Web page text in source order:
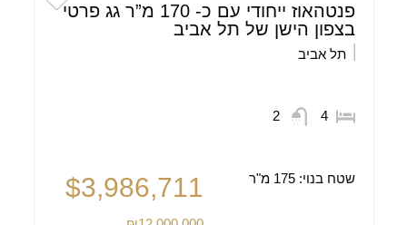
פנטהאוז ייחודי עם כ- 170 מ”ר גג פרטי
בצפון הישן של תל אביב
תל אביב
4
2
שטח בנוי:175 מ"ר $3,986,711